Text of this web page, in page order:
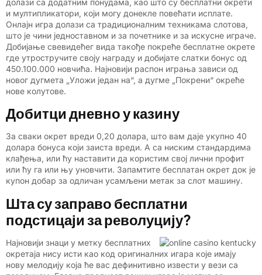
и мултипликатори, који могу донекле повећати исплате.
Онлајн игра долази са традиционалним техникама слотова,
што је чини једноставном и за почетнике и за искусне играче.
Добијање свевидећег вида такође покреће бесплатне окрете
где утростручите своју награду и добијате слатки бонус од
450.100.000 новчића. Најновији распон играња зависи од
новог дугмета „Уложи један на“, а дугме „Покрени“ окреће
нове колутове.
Добитци дневно у казину
За сваки окрет вреди 0,20 долара, што вам даје укупно 40
долара бонуса који заиста вреди. А са ниским стандардима
клађења, или ћу наставити да користим свој лични профит
или ћу га или њу уновчити. Запамтите бесплатан окрет док је
купон добар за одличан усамљени метак за слот машину.
Шта су заправо бесплатни
подстицаји за револуцију?
Најновији знаци у метку бесплатних
окретаја нису исти као код оригиналних игара које имају
нову мелодију која ће вас дефинитивно извести у вези са